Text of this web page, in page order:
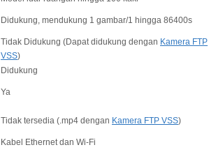
Didukung, mendukung 1 gambar/1 hingga 86400s
Tidak Didukung (Dapat didukung dengan Kamera FTP
VSS)
Didukung
Ya
Tidak tersedia (.mp4 dengan Kamera FTP VSS)
Kabel Ethernet dan Wi-Fi